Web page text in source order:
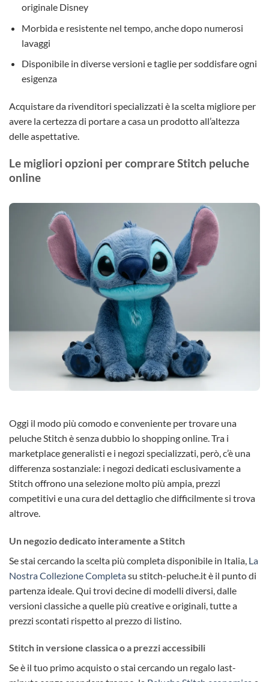
originale Disney
Morbida e resistente nel tempo, anche dopo numerosi
lavaggi
Disponibile in diverse versioni e taglie per soddisfare ogni
esigenza
Acquistare da rivenditori specializzati è la scelta migliore per
avere la certezza di portare a casa un prodotto all’altezza
delle aspettative.
Le migliori opzioni per comprare Stitch peluche
online
Oggi il modo più comodo e conveniente per trovare una
peluche Stitch è senza dubbio lo shopping online. Tra i
marketplace generalisti e i negozi specializzati, però, c’è una
differenza sostanziale: i negozi dedicati esclusivamente a
Stitch offrono una selezione molto più ampia, prezzi
competitivi e una cura del dettaglio che difficilmente si trova
altrove.
Un negozio dedicato interamente a Stitch
Se stai cercando la scelta più completa disponibile in Italia, La
Nostra Collezione Completasu stitch-peluche.it è il punto di
partenza ideale. Qui trovi decine di modelli diversi, dalle
versioni classiche a quelle più creative e originali, tutte a
prezzi scontati rispetto al prezzo di listino.
Stitch in versione classica o a prezzi accessibili
Se è il tuo primo acquisto o stai cercando un regalo last-